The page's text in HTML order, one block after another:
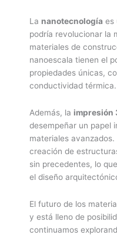
La nanotecnología es
podría revolucionar la
materiales de
nanoescala tienen el
propiedades únicas,
conductividad térmica.
Además, la impresión
desempeñar un papel
materiales
creación de
sin precedentes, lo
el diseño
El futuro de los
y está lleno de
continuamos